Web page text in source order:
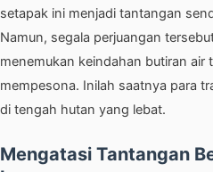
setapak ini menjadi tantangan
Namun, segala perjuangan
menemukan keindahan butiran air
mempesona. Inilah saatnya para
di tengah hutan yang lebat.
Mengatasi Tantangan